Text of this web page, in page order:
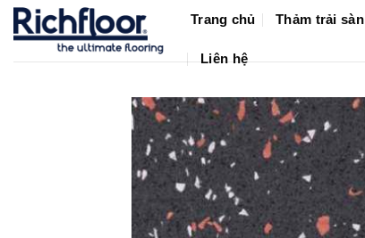
Bỏ
qua
Trang chủ Thảm trải sàn
Liên hệ